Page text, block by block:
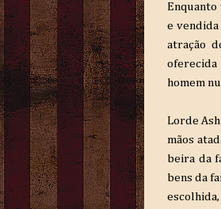
Enquanto
e vendida
atração
oferecida
homem
Lorde
mãos
beira da
bens da